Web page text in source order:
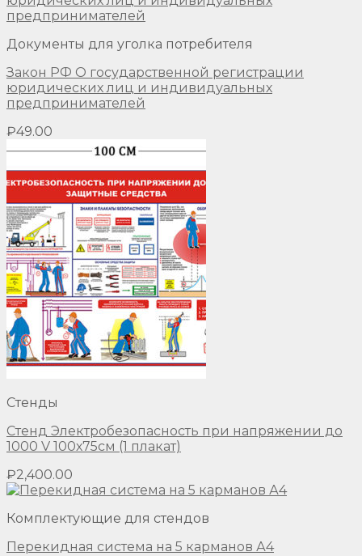
Документы для уголка потребителя
Закон РФ О государственной регистрации
юридических лиц и индивидуальных
предпринимателей
₽49.00
Стенды
Стенд Электробезопасность при напряжении до
1000 V 100х75см (1 плакат)
₽2,400.00
Комплектующие для стендов
Перекидная система на 5 карманов А4